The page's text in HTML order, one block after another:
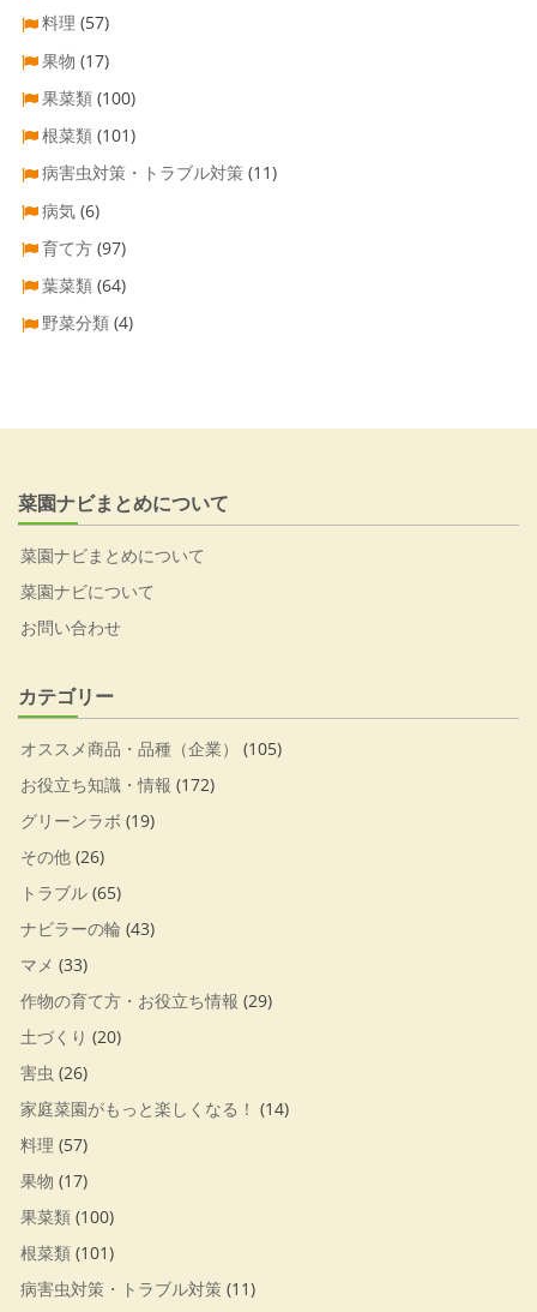
料理 (57)
果物 (17)
果菜類 (100)
根菜類 (101)
病害虫対策・トラブル対策 (11)
病気 (6)
育て方 (97)
葉菜類 (64)
野菜分類 (4)
菜園ナビまとめについて
菜園ナビまとめについて
菜園ナビについて
お問い合わせ
カテゴリー
オススメ商品・品種（企業）
(105)
お役立ち知識・情報 (172)
グリーンラボ (19)
その他 (26)
トラブル (65)
ナビラーの輪 (43)
マメ (33)
作物の育て方・お役立ち情報 (29)
土づくり (20)
害虫 (26)
家庭菜園がもっと楽しくなる！ (14)
料理 (57)
果物 (17)
果菜類 (100)
根菜類 (101)
病害虫対策・トラブル対策 (11)